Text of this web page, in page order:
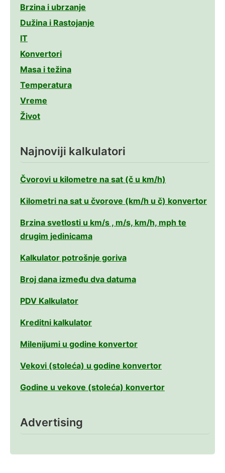
Brzina i ubrzanje
Dužina i Rastojanje
IT
Konvertori
Masa i težina
Temperatura
Vreme
Život
Najnoviji kalkulatori
Čvorovi u kilometre na sat (č u km/h)
Kilometri na sat u čvorove (km/h u č) konvertor
Brzina svetlosti u km/s , m/s, km/h, mph te
drugim jedinicama
Kalkulator potrošnje goriva
Broj dana između dva datuma
PDV Kalkulator
Kreditni kalkulator
Milenijumi u godine konvertor
Vekovi (stoleća) u godine konvertor
Godine u vekove (stoleća) konvertor
Advertising